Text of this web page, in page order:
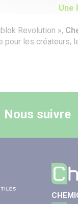
Une
Revolution »,
pour les
Nous suivre